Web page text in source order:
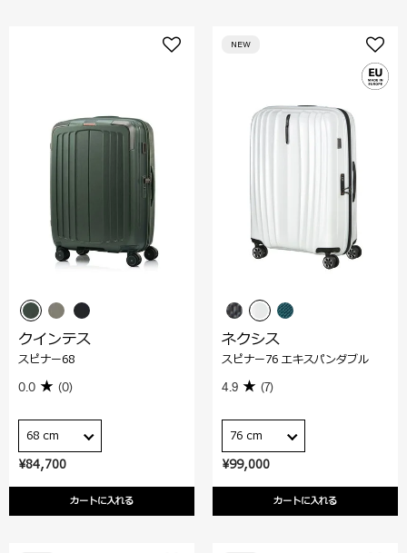
¥84,700
カートに入れる
クインテス
スピナー68
0.0 (0)
68 cm
¥99,000
カートに入れる
NEW
ネクシス
スピナー76 エキスパンダブル
4.9 (7)
76 cm